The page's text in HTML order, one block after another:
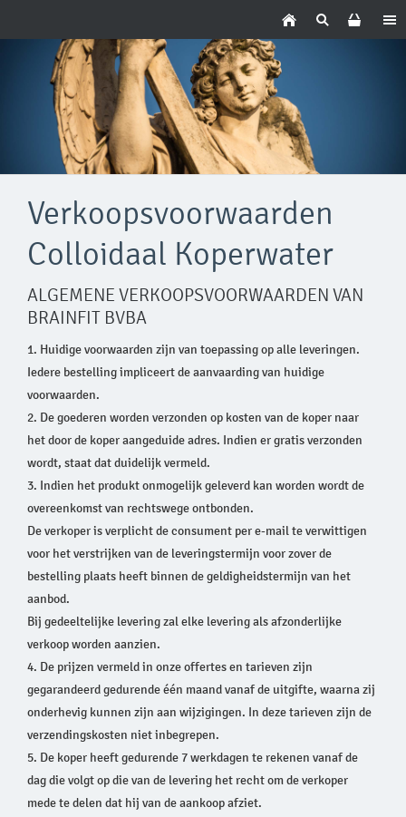
Verkoopsvoorwaarden
Colloidaal Koperwater
ALGEMENE VERKOOPSVOORWAARDEN VAN
BRAINFIT BVBA
1. Huidige voorwaarden zijn van toepassing op alle leveringen.
Iedere bestelling impliceert de aanvaarding van huidige
voorwaarden.
2. De goederen worden verzonden op kosten van de koper naar
het door de koper aangeduide adres. Indien er gratis verzonden
wordt, staat dat duidelijk vermeld.
3. Indien het produkt onmogelijk geleverd kan worden wordt de
overeenkomst van rechtswege ontbonden.
De verkoper is verplicht de consument per e-mail te verwittigen
voor het verstrijken van de leveringstermijn voor zover de
bestelling plaats heeft binnen de geldigheidstermijn van het
aanbod.
Bij gedeeltelijke levering zal elke levering als afzonderlijke
verkoop worden aanzien.
4. De prijzen vermeld in onze offertes en tarieven zijn
gegarandeerd gedurende één maand vanaf de uitgifte, waarna zij
onderhevig kunnen zijn aan wijzigingen. In deze tarieven zijn de
verzendingskosten niet inbegrepen.
5. De koper heeft gedurende 7 werkdagen te rekenen vanaf de
dag die volgt op die van de levering het recht om de verkoper
mede te delen dat hij van de aankoop afziet.